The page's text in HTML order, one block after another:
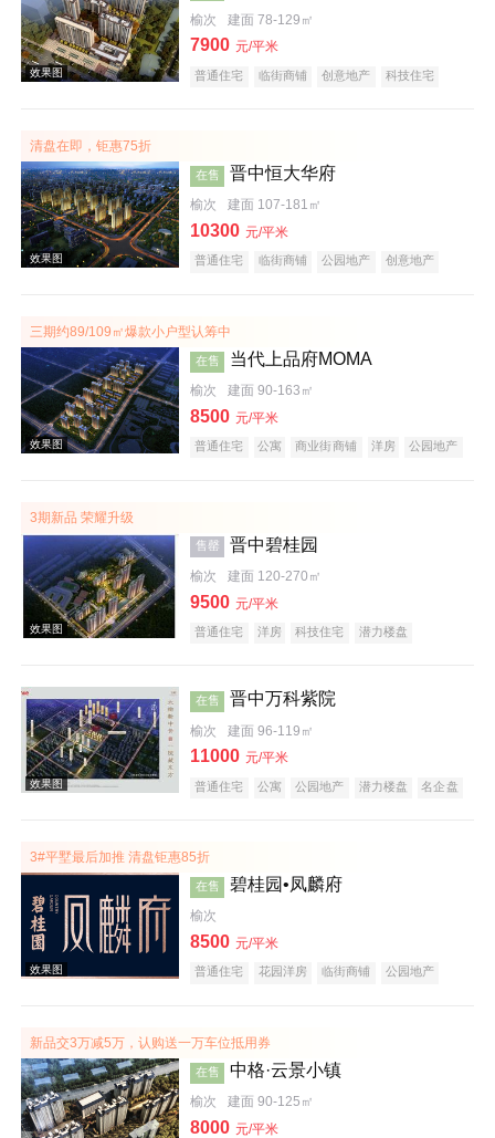
效果图
效果图
榆次 建面 78-129㎡
7900 元/平米
普通住宅 临街商铺 创意地产
科技住宅
清盘在即，钜惠75折
效果图
在售 晋中恒大华府
榆次 建面 107-181㎡
10300 元/平米
普通住宅 临街商铺 公园地产
创意地产
三期约89/109㎡爆款小户型认筹中
效果图
在售 当代上品府MOMA
榆次 建面 90-163㎡
8500 元/平米
普通住宅 公寓 商业街商铺 洋房
公园地产
3期新品 荣耀升级
售罄 晋中碧桂园
榆次 建面 120-270㎡
9500 元/平米
普通住宅 洋房 科技住宅
潜力楼盘
在售 晋中万科紫院
榆次 建面 96-119㎡
11000 元/平米
普通住宅 公寓 公园地产 潜力楼盘
名企盘
3#平墅最后加推 清盘钜惠85折
在售 碧桂园•凤麟府
榆次
8500 元/平米
普通住宅 花园洋房 临街商铺
公园地产
新品交3万减5万，认购送一万车位抵用券
在售 中格·云景小镇
榆次 建面 90-125㎡
8000 元/平米